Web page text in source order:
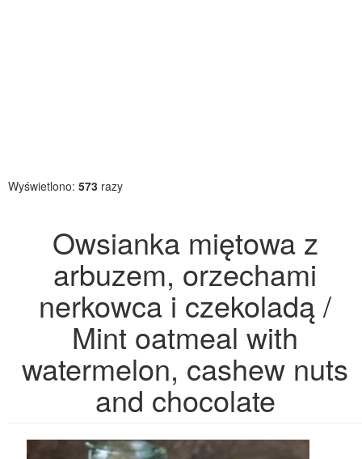
Wyświetlono: 573 razy
Owsianka miętowa z
arbuzem, orzechami
nerkowca i czekoladą /
Mint oatmeal with
watermelon, cashew nuts
and chocolate